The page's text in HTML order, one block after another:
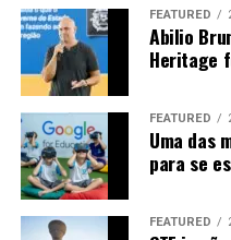
A onça-parda é
apresenta uma dieta
Instituto Onçafari, é uma
entre os felinos e
de alimento. Quando não
se alimentar de animais
insetos.
FEATURED
Abilio
Heritage
FEATURED
Uma das
para se
FEATURED